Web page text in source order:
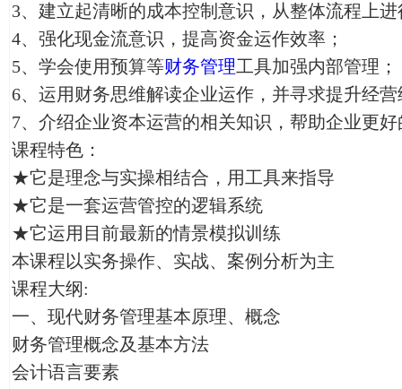
3、建立起清晰的成本控制意识，从整体流程上
4、强化现金流意识，提高资金运作效率；
5、学会使用预算等财务管理工具加强内部管理；
6、运用财务思维解读企业运作，并寻求提升经
7、介绍企业资本运营的相关知识，帮助企业更
课程特色：
★它是理念与实操相结合，用工具来指导
★它是一套运营管控的逻辑系统
★它运用目前最新的情景模拟训练
本课程以实务操作、实战、案例分析为主
课程大纲:
一、现代财务管理基本原理、概念
财务管理概念及基本方法
会计语言要素